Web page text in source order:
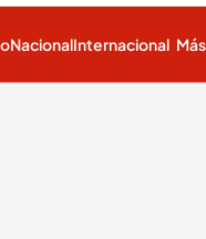
NacionalInternacional Más